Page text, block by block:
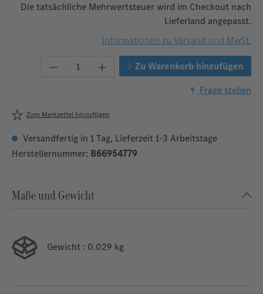
Die tatsächliche Mehrwertsteuer wird im Checkout nach
Lieferland angepasst.
Informationen zu Versand und MwSt.
Produkt Anzahl: Gib denZu Warenkorb hinzufügen
Frage stellen
Zum Merkzettel hinzufügen
Versandfertig in 1 Tag, Lieferzeit 1-3 Arbeitstage
Herstellernummer: B66954779
Maße und Gewicht
Gewicht : 0.029 kg